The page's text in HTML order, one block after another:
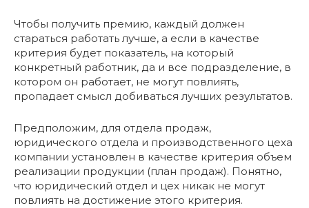
Чтобы получить премию, каждый должен
стараться работать лучше, а если в качестве
критерия будет показатель, на который
конкретный работник, да и все подразделение, в
котором он работает, не могут повлиять,
пропадает смысл добиваться лучших результатов.
Предположим, для отдела продаж,
юридического отдела и производственного цеха
компании установлен в качестве критерия объем
реализации продукции (план продаж). Понятно,
что юридический отдел и цех никак не могут
повлиять на достижение этого критерия.